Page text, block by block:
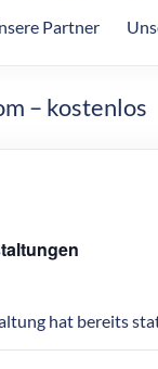
Partner
– kostenlos
hat bereits